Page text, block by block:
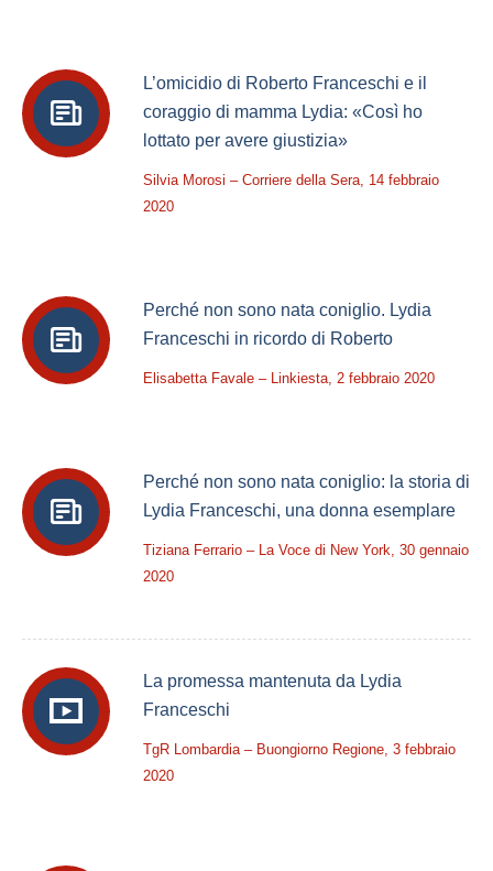
L’omicidio di Roberto Franceschi e il
coraggio di mamma Lydia: «Così ho
lottato per avere giustizia»
Silvia Morosi – Corriere della Sera, 14 febbraio
2020
Perché non sono nata coniglio. Lydia
Franceschi in ricordo di Roberto
Elisabetta Favale – Linkiesta, 2 febbraio 2020
Perché non sono nata coniglio: la storia di
Lydia Franceschi, una donna esemplare
Tiziana Ferrario – La Voce di New York, 30 gennaio
2020
La promessa mantenuta da Lydia
Franceschi
TgR Lombardia – Buongiorno Regione, 3 febbraio
2020